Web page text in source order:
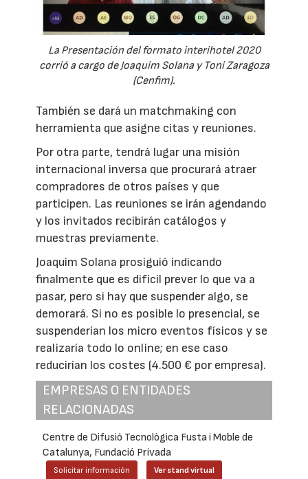
La Presentación del formato interihotel 2020
corrió a cargo de Joaquim Solana y Toni Zaragoza
(Cenfim).
También se dará un matchmaking con
herramienta que asigne citas y reuniones.
Por otra parte, tendrá lugar una misión
internacional inversa que procurará atraer
compradores de otros países y que
participen. Las reuniones se irán agendando
y los invitados recibirán catálogos y
muestras previamente.
Joaquim Solana prosiguió indicando
finalmente que es difícil prever lo que va a
pasar, pero si hay que suspender algo, se
demorará. Si no es posible lo presencial, se
suspenderían los micro eventos físicos y se
realizaría todo lo online; en ese caso
reducirían los costes (4.500 € por empresa).
EMPRESAS O ENTIDADES
RELACIONADAS
Centre de Difusió Tecnològica Fusta i Moble de
Catalunya, Fundació Privada
Solicitar información Ver stand virtual